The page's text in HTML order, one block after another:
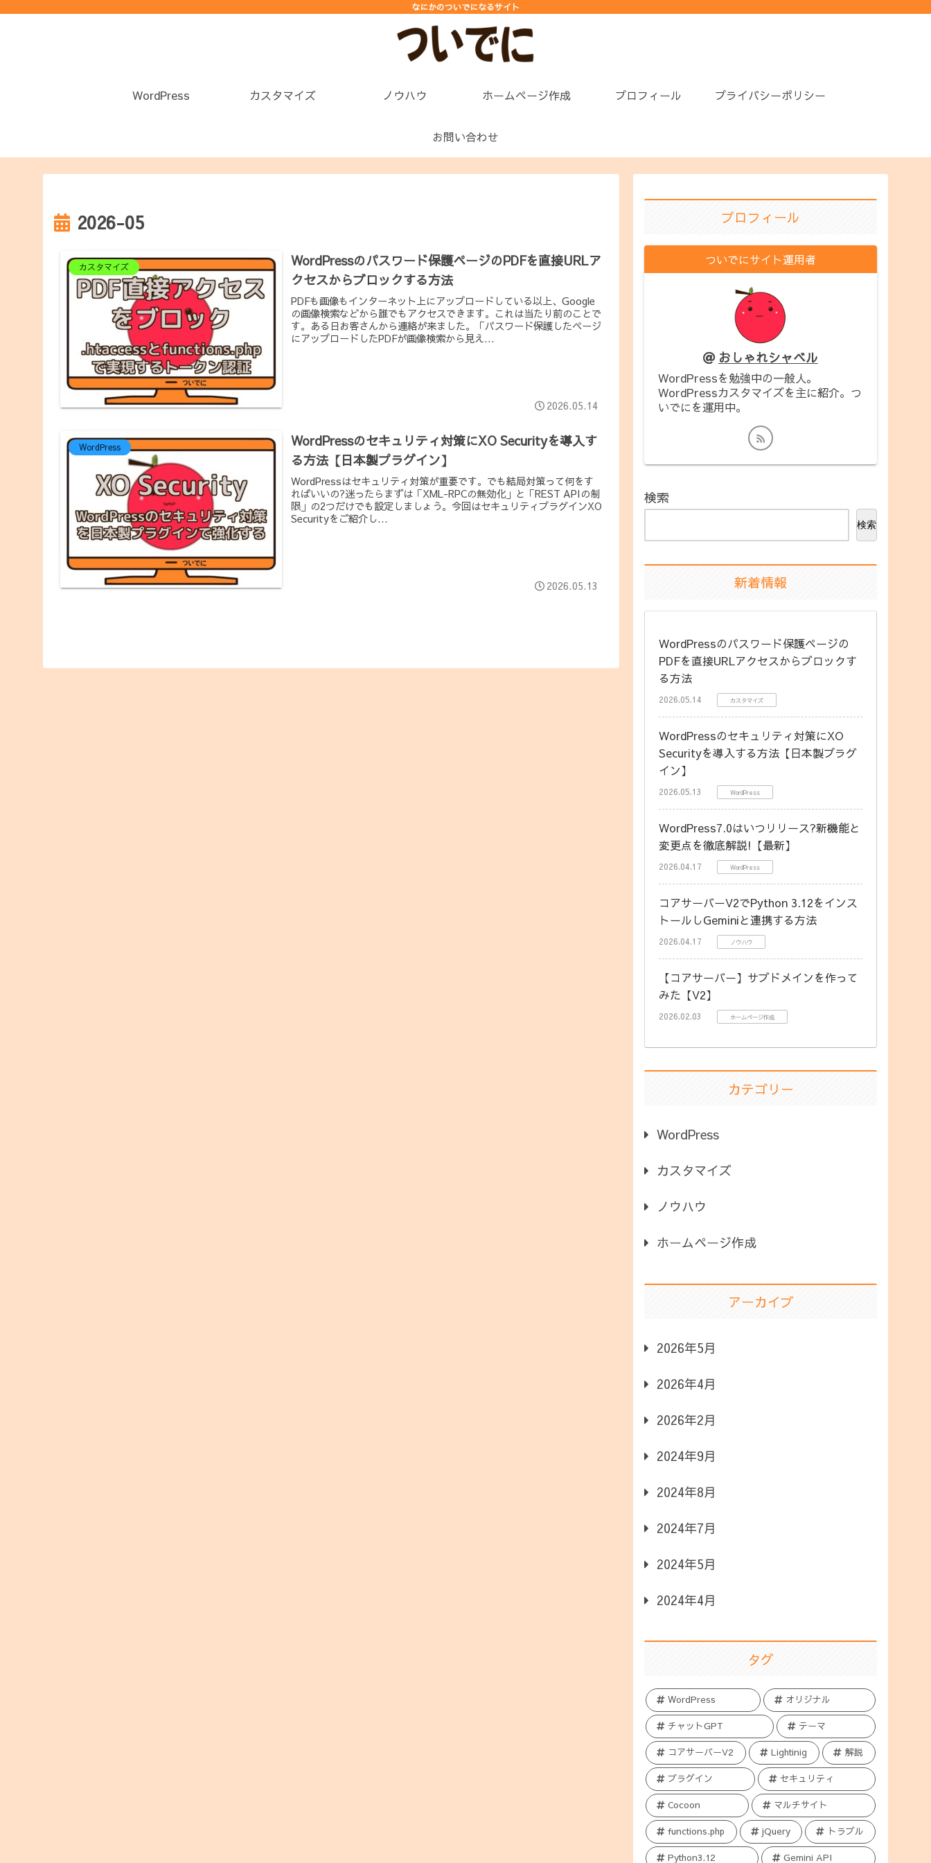
なにかのついでになるサイト
WordPress カスタマイズ ノウハウ ホームページ作成 プロフィール プライバシーポリシー
お問い合わせ
2026-05
カスタマイズ
WordPressのパスワード保護ページのPDFを直接URLア
クセスからブロックする方法
PDFも画像もインターネット上にアップロードしている以上、Google
の画像検索などから誰でもアクセスできます。これは当たり前のことで
す。ある日お客さんから連絡が来ました。「パスワード保護したページ
にアップロードしたPDFが画像検索から見え...
2026.05.14
WordPress
WordPressのセキュリティ対策にXO Securityを導入す
る方法【日本製プラグイン】
WordPressはセキュリティ対策が重要です。でも結局対策って何をす
ればいいの?迷ったらまずは「XML-RPCの無効化」と「REST APIの制
限」の2つだけでも設定しましょう。今回はセキュリティプラグインXO
Securityをご紹介し...
2026.05.13
プロフィール
ついでにサイト運用者
おしゃれシャベル
WordPressを勉強中の一般人。
WordPressカスタマイズを主に紹介。つ
いでにを運用中。
検索
検索
新着情報
WordPressのパスワード保護ページの
PDFを直接URLアクセスからブロックす
る方法
2026.05.14 カスタマイズ
WordPressのセキュリティ対策にXO
Securityを導入する方法【日本製プラグ
イン】
2026.05.13 WordPress
WordPress7.0はいつリリース?新機能と
変更点を徹底解説!【最新】
2026.04.17 WordPress
コアサーバーV2でPython 3.12をインス
トールしGeminiと連携する方法
2026.04.17 ノウハウ
【コアサーバー】サブドメインを作って
みた【V2】
2026.02.03 ホームページ作成
カテゴリー
WordPress
カスタマイズ
ノウハウ
ホームページ作成
アーカイブ
2026年5月
2026年4月
2026年2月
2024年9月
2024年8月
2024年7月
2024年5月
2024年4月
タグ
WordPress オリジナル
チャットGPT テーマ
コアサーバーV2 Lightinig 解説
プラグイン セキュリティ
Cocoon マルチサイト
functions.php jQuery トラブル
Python3.12 Gemini API